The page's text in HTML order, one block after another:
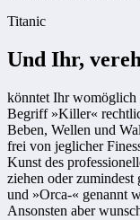
Titanic
Und Ihr,
könntet Ihr womöglich
Begriff »Killer«
Beben, Wellen und
frei von jeglicher
Kunst des
ziehen oder
und »Orca-« genannt
Ansonsten aber